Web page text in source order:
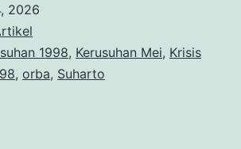
Kejatuhan
2026
1998, Kerusuhan Mei, Krisis
, orba, Suharto